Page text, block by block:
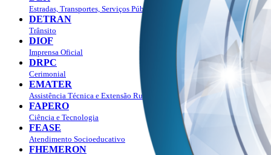
Estradas, Transportes, Serviços Públicos
DETRAN
Trânsito
DIOF
Imprensa Oficial
DRPC
Cerimonial
EMATER
Assistência Técnica e Extensão Rural
FAPERO
Ciência e Tecnologia
FEASE
Atendimento Socioeducativo
FHEMERON